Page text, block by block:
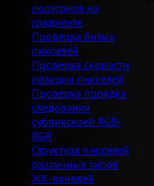
полутонов на
градиенте
Проверка битых
пикселей
Проверка скорости
реакции пикселей
Проверка порядка
следования
субпикселей RGB-
BGR
Структура пикселей
различных типов
ЖК-панелей